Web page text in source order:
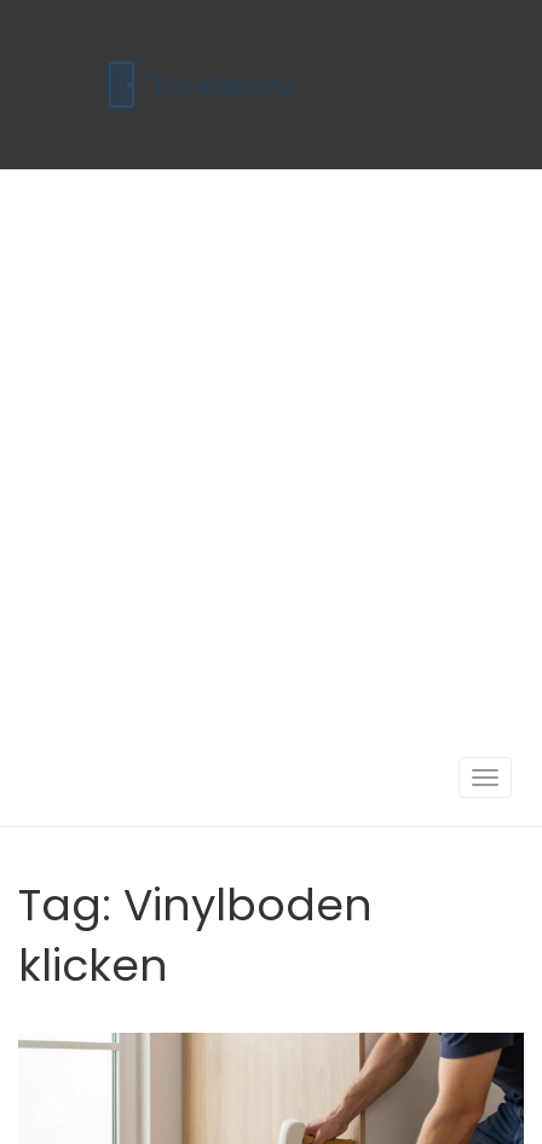
Tag: Vinylboden
klicken